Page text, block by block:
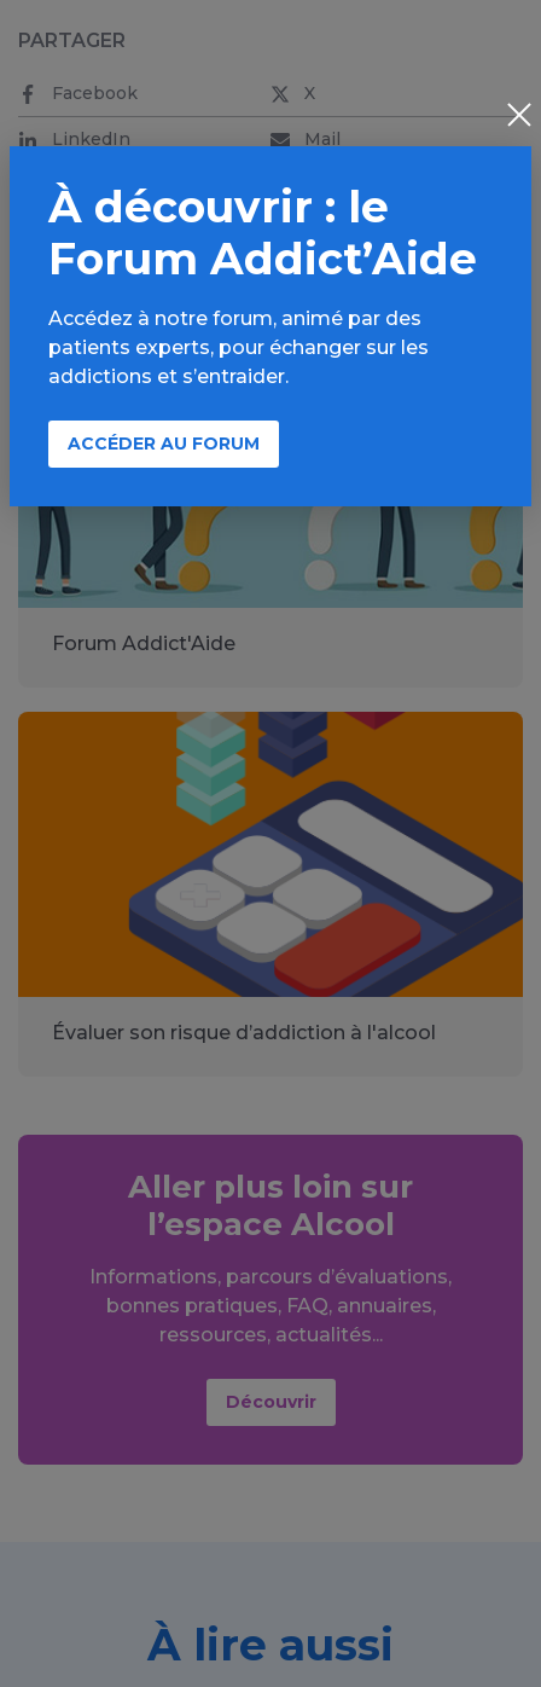
PARTAGER
Facebook X
LinkedIn Mail
SMS WhatsApp
ALLER PLUS LOIN
Forum Addict'Aide
Évaluer son risque d’addiction à l'alcool
Aller plus loin sur
l’espace Alcool
Informations, parcours d’évaluations,
bonnes pratiques, FAQ, annuaires,
ressources, actualités...
Découvrir
À lire aussi
À découvrir : le
Forum Addict’Aide
Accédez à notre forum, animé par des
patients experts, pour échanger sur les
addictions et s’entraider.
ACCÉDER AU FORUM